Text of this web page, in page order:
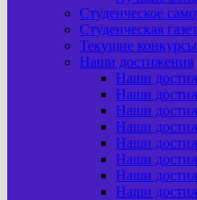
Студенческое
Студенческая
Текущие конкурсы
Наши достижения
Наши
Наши
Наши
Наши
Наши
Наши
Наши
Наши